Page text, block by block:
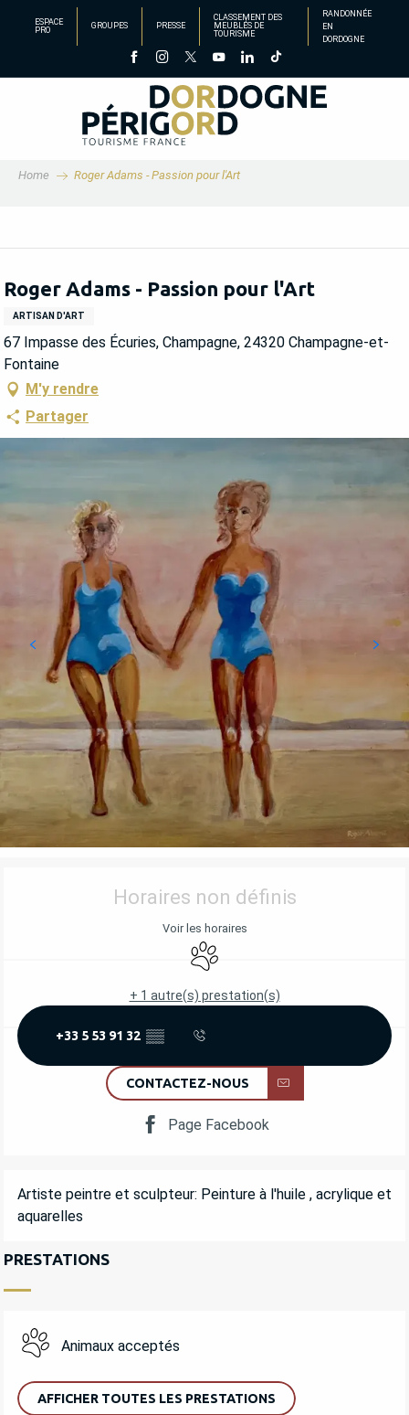
principal
ESPACE
PRO
GROUPES PRESSE
CLASSEMENT DES
MEUBLÉS DE
TOURISME
RANDONNÉE
EN
DORDOGNE
Home Roger Adams - Passion pour l'Art
Roger Adams - Passion pour l'Art
ARTISAN D'ART
67 Impasse des Écuries, Champagne, 24320 Champagne-et-
Fontaine
M'y rendre
Partager
OUVERTURE ET COORDONNÉES
Horaires non définis
Voir les horaires
Animaux acceptés
+ 1 autre(s) prestation(s)
+33 5 53 91 32 ▒▒
CONTACTEZ-NOUS
Page Facebook
DESCRIPTION
Artiste peintre et sculpteur: Peinture à l'huile , acrylique et
aquarelles
PRESTATIONS
Animaux acceptés
AFFICHER TOUTES LES PRESTATIONS